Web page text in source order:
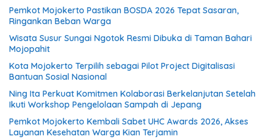
Pemkot Mojokerto Pastikan BOSDA 2026 Tepat Sasaran,
Ringankan Beban Warga
Wisata Susur Sungai Ngotok Resmi Dibuka di Taman Bahari
Mojopahit
Kota Mojokerto Terpilih sebagai Pilot Project Digitalisasi
Bantuan Sosial Nasional
Ning Ita Perkuat Komitmen Kolaborasi Berkelanjutan Setelah
Ikuti Workshop Pengelolaan Sampah di Jepang
Pemkot Mojokerto Kembali Sabet UHC Awards 2026, Akses
Layanan Kesehatan Warga Kian Terjamin